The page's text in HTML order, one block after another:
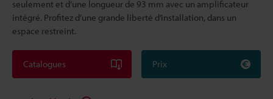
seulement et d’une longueur de 93 mm avec un amplificateur
intégré. Profitez d’une grande liberté d’installation, dans un
espace restreint.
Catalogues Prix